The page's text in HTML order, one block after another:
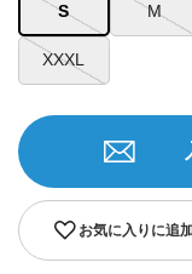
S M
XXXL
お気に入りに追